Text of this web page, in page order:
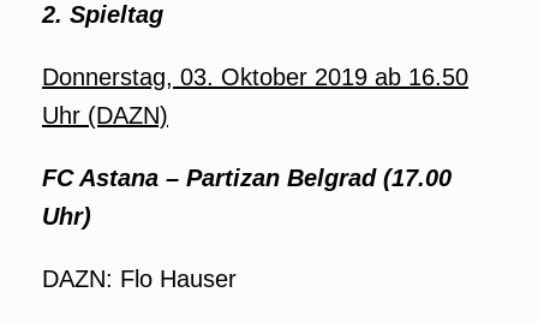
2. Spieltag
Donnerstag, 03. Oktober 2019 ab 16.50
Uhr (DAZN)
FC Astana – Partizan Belgrad (17.00
Uhr)
DAZN: Flo Hauser